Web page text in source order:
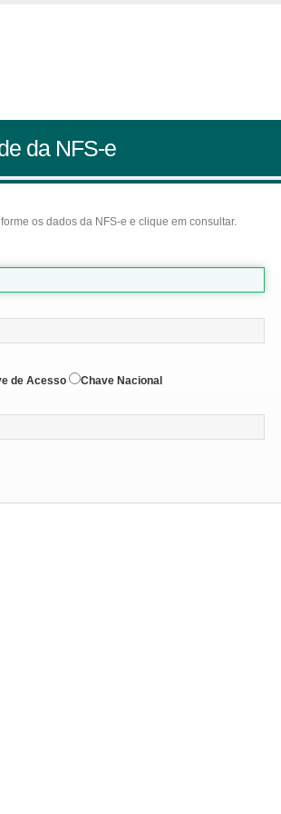
da NFS-e
os dados da NFS-e e clique em consultar.
de Acesso
Chave Nacional